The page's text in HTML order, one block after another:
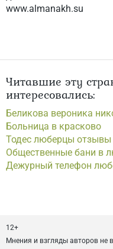
www.almanakh.su
Читавшие эту
интересовались:
Беликова вероника
Больница в красково
Тодес люберцы отзывы
Общественные бани в
Дежурный телефон
12+
Мнения и взгляды авторов не